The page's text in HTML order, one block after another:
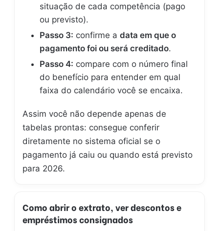
situação de cada competência (pago
ou previsto).
Passo 3: confirme a data em que o
pagamento foi ou será creditado.
Passo 4: compare com o número final
do benefício para entender em qual
faixa do calendário você se encaixa.
Assim você não depende apenas de
tabelas prontas: consegue conferir
diretamente no sistema oficial se o
pagamento já caiu ou quando está previsto
para 2026.
Como abrir o extrato, ver descontos e
empréstimos consignados